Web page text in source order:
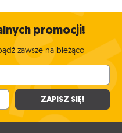
promocji!
zawsze na bieżąco
ZAPISZ SIĘ!